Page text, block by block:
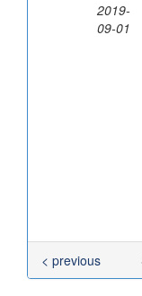
2019-
09-01
< previous